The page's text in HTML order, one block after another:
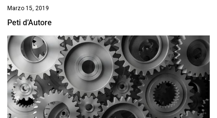
Marzo 15, 2019
Peti d’Autore